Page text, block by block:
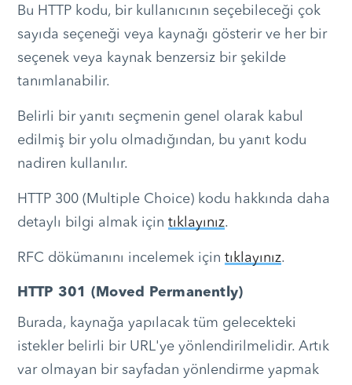
Bu HTTP kodu, bir kullanıcının seçebileceği çok
sayıda seçeneği veya kaynağı gösterir ve her bir
seçenek veya kaynak benzersiz bir şekilde
tanımlanabilir.
Belirli bir yanıtı seçmenin genel olarak kabul
edilmiş bir yolu olmadığından, bu yanıt kodu
nadiren kullanılır.
HTTP 300 (Multiple Choice) kodu hakkında daha
detaylı bilgi almak için tıklayınız.
RFC dökümanını incelemek için tıklayınız.
HTTP 301 (Moved Permanently)
Burada, kaynağa yapılacak tüm gelecekteki
istekler belirli bir URL'ye yönlendirilmelidir. Artık
var olmayan bir sayfadan yönlendirme yapmak